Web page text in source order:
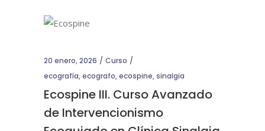
20 enero, 2026
Curso
ecografía,ecografo,ecospine,sinalgia
Ecospine III. Curso Avanzado
de Intervencionismo